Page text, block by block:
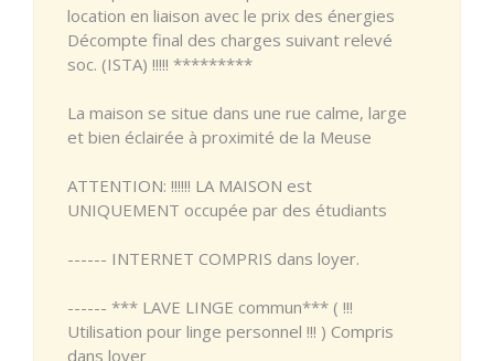
location en liaison avec le prix des énergies
Décompte final des charges suivant relevé
soc. (ISTA) !!!!! *********
La maison se situe dans une rue calme, large
et bien éclairée à proximité de la Meuse
ATTENTION: !!!!!! LA MAISON est
UNIQUEMENT occupée par des étudiants
------ INTERNET COMPRIS dans loyer.
------ *** LAVE LINGE commun*** ( !!!
Utilisation pour linge personnel !!! ) Compris
dans loyer